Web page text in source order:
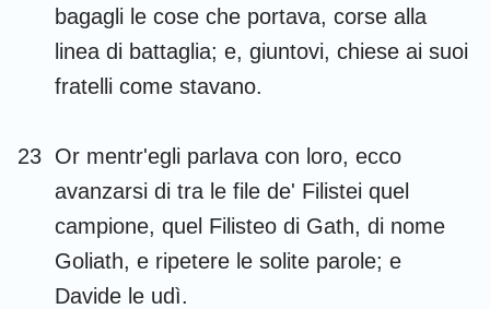
bagagli le cose che portava, corse alla
linea di battaglia; e, giuntovi, chiese ai suoi
fratelli come stavano.
23 Or mentr'egli parlava con loro, ecco
avanzarsi di tra le file de' Filistei quel
campione, quel Filisteo di Gath, di nome
Goliath, e ripetere le solite parole; e
Davide le udì.